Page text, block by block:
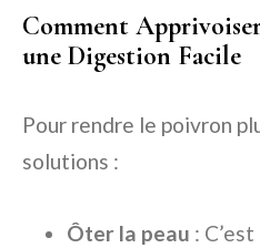
Comment
une Digestion Facile
Pour rendre le poivron
solutions :
Ôter la peau :